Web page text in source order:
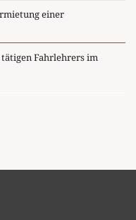
einer
Fahrlehrers im